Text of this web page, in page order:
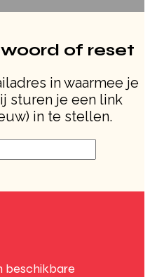
of reset
in waarmee je
sturen je een link
in te stellen.
beschikbare